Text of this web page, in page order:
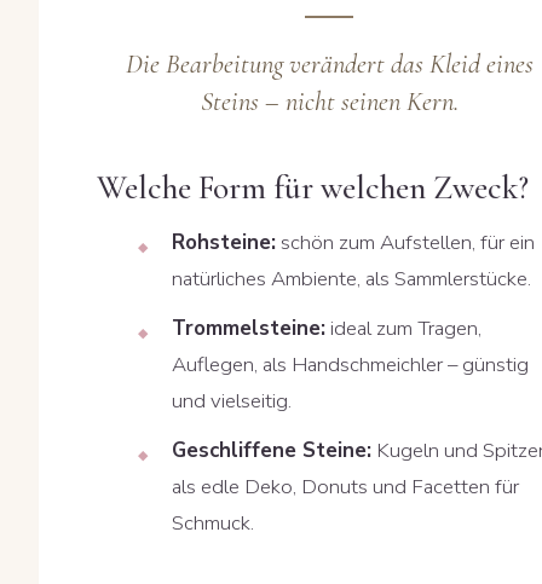
Die Bearbeitung verändert das Kleid eines
Steins – nicht seinen Kern.
Welche Form für welchen Zweck?
Rohsteine:schön zum Aufstellen, für ein
natürliches Ambiente, als Sammlerstücke.
Trommelsteine: ideal zum Tragen,
Auflegen, als Handschmeichler – günstig
und vielseitig.
Geschliffene Steine: Kugeln und
als edle Deko, Donuts und Facetten für
Schmuck.